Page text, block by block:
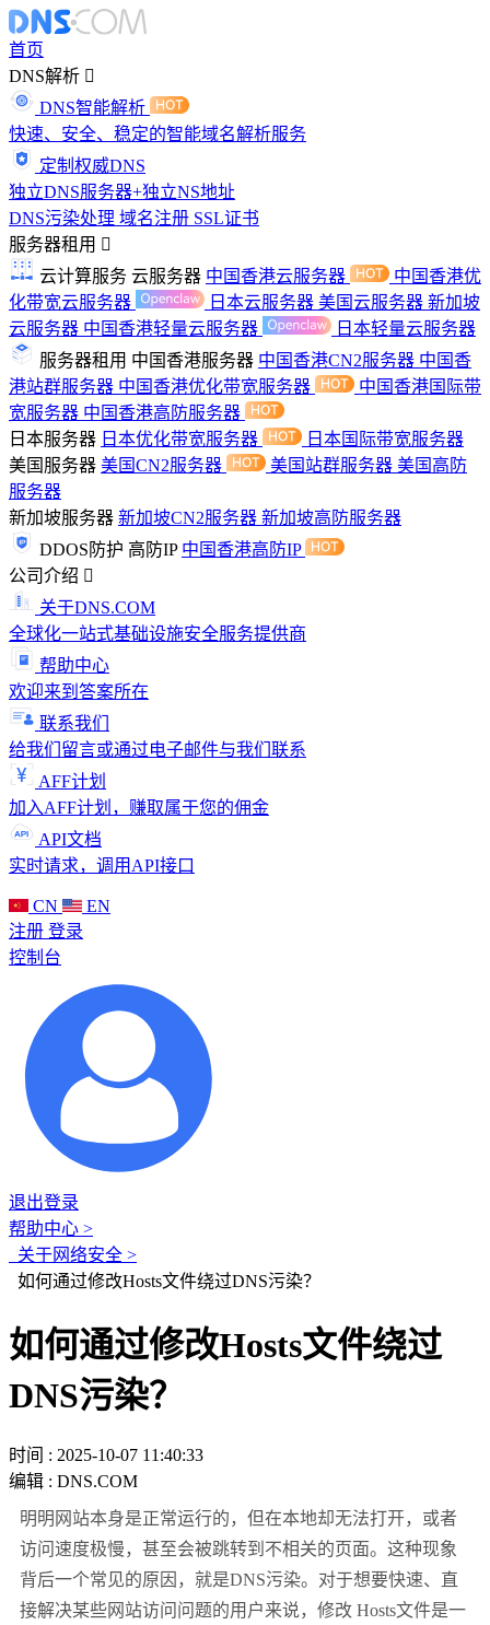
首页
DNS解析
DNS智能解析
快速、安全、稳定的智能域名解析服务
定制权威DNS
独立DNS服务器+独立NS地址
DNS污染处理 域名注册 SSL证书
服务器租用
云计算服务 云服务器 中国香港云服务器
中国香港优
化带宽云服务器
日本云服务器 美国云服务器 新加坡
云服务器 中国香港轻量云服务器
日本轻量云服务器
服务器租用 中国香港服务器 中国香港CN2服务器 中国香
港站群服务器 中国香港优化带宽服务器
中国香港国际带
宽服务器 中国香港高防服务器
日本服务器 日本优化带宽服务器
日本国际带宽服务器
美国服务器 美国CN2服务器 美国站群服务器 美国高防
服务器
新加坡服务器 新加坡CN2服务器 新加坡高防服务器
DDOS防护 高防IP 中国香港高防IP
公司介绍
关于DNS.COM
全球化一站式基础设施安全服务提供商
帮助中心
欢迎来到答案所在
联系我们
给我们留言或通过电子邮件与我们联系
AFF计划
加入AFF计划，赚取属于您的佣金
API文档
实时请求，调用API接口
CN
EN
注册 登录
控制台
退出登录
帮助中心 >
关于网络安全 >
如何通过修改Hosts文件绕过DNS污染？
如何通过修改Hosts文件绕过
DNS污染？
时间 : 2025-10-07 11:40:33
编辑 : DNS.COM
明明网站本身是正常运行的，但在本地却无法打开，或者
访问速度极慢，甚至会被跳转到不相关的页面。这种现象
背后一个常见的原因，就是DNS污染。对于想要快速、直
接解决某些网站访问问题的用户来说，修改 Hosts文件是一